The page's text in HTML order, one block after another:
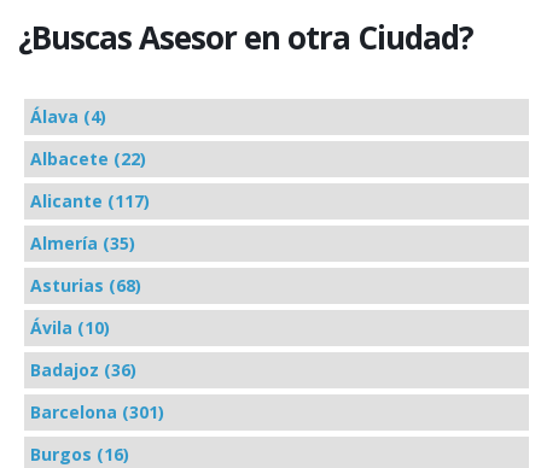
¿Buscas Asesor en otra Ciudad?
Álava (4)
Albacete (22)
Alicante (117)
Almería (35)
Asturias (68)
Ávila (10)
Badajoz (36)
Barcelona (301)
Burgos (16)